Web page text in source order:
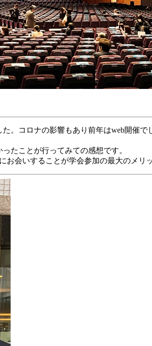
。コロナの影響もあり前年はweb開催
たことが行ってみての感想です。
会いすることが学会参加の最大のメリ